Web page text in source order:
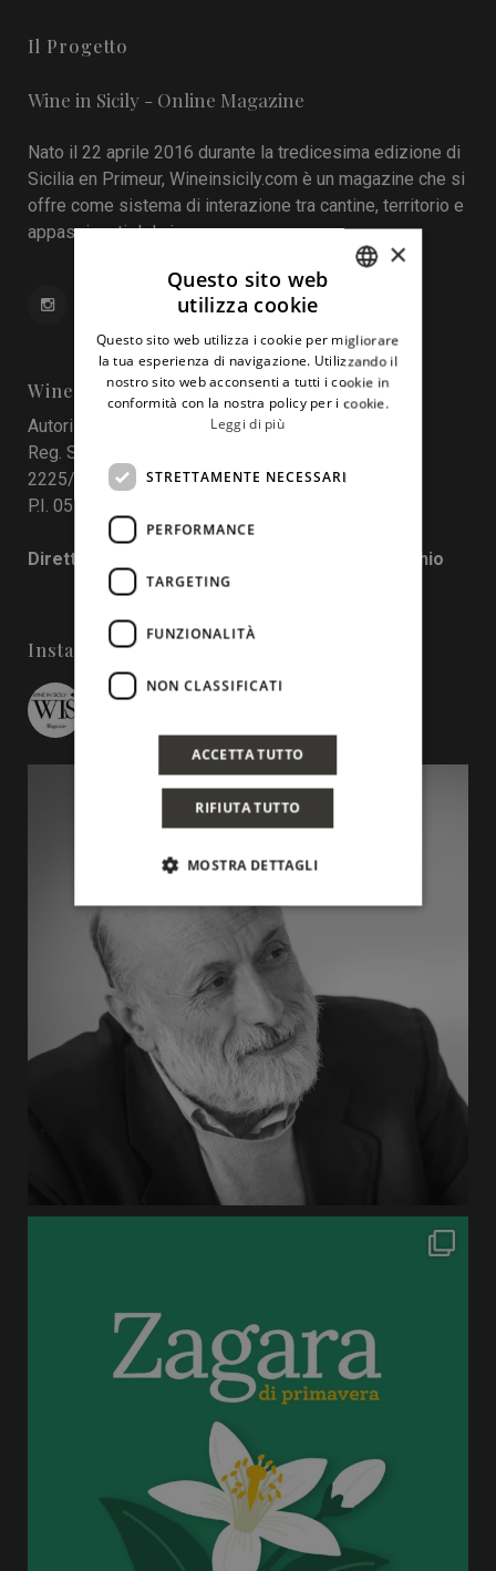
Il Progetto
Wine in Sicily - Online Magazine
Nato il 22 aprile 2016 durante la tredicesima edizione di
Sicilia en Primeur, Wineinsicily.com è un magazine che si
offre come sistema di interazione tra cantine, territorio e
appassionati del vino.
Wine In Sicily
Autorizzazione del Tribunale di Palermo
Reg. Stampa nr. 4 del 10 maggio 2017 Num. Reg.
2225/2017
P.I. 05130190829
Direttore responsabile: Francesco Pensovecchio
Instagram
ENGLISH
×
Questo sito web
utilizza cookie
Questo sito web utilizza i cookie per migliorare
la tua esperienza di navigazione. Utilizzando il
nostro sito web acconsenti a tutti i cookie in
conformità con la nostra policy per i cookie.
Leggi di più
STRETTAMENTE NECESSARI
PERFORMANCE
TARGETING
FUNZIONALITÀ
NON CLASSIFICATI
ACCETTA TUTTO
RIFIUTA TUTTO
MOSTRA DETTAGLI